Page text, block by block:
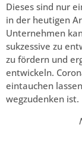
Dieses sind nur
in der heutigen
Unternehmen
sukzessive zu
zu fördern und
entwickeln.
eintauchen
wegzudenken ist.